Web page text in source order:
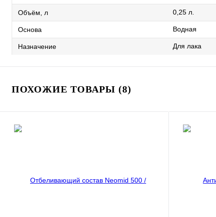
Объём, л 0,25 л.
Основа Водная
Назначение Для лака
ПОХОЖИЕ ТОВАРЫ (8)